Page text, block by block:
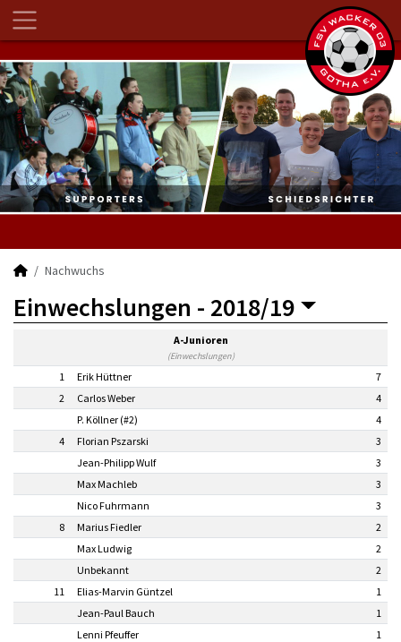
Nachwuchs
Einwechslungen - 2018/19
A-Junioren
(Einwechslungen)
1 Erik Hüttner
7
2
Carlos Weber
4
P. Köllner (#2)
4
4
Florian Pszarski
3
Jean-Philipp Wulf
3
Max Machleb
3
Nico Fuhrmann
3
8
Marius Fiedler
2
Max Ludwig
2
Unbekannt
2
11
Elias-Marvin Güntzel
1
Jean-Paul Bauch
1
Lenni Pfeuffer
1